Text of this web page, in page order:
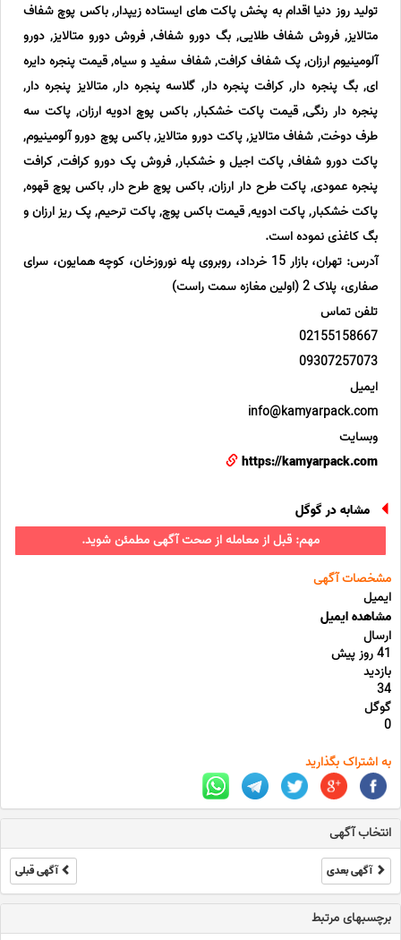
تولید روز دنیا اقدام به پخش پاکت های ایستاده زیپدار, باکس پوچ شفاف
متالایز, فروش شفاف طلایی, بگ دورو شفاف, فروش دورو متالایز, دورو
آلومینیوم ارزان, پک شفاف کرافت, شفاف سفید و سیاه, قیمت پنجره دایره
ای, بگ پنجره دار, کرافت پنجره دار, گلاسه پنجره دار, متالایز پنجره دار,
پنجره دار رنگی, قیمت پاکت خشکبار, باکس پوچ ادویه ارزان, پاکت سه
طرف دوخت, شفاف متالایز, پاکت دورو متالایز, باکس پوچ دورو آلومینیوم,
پاکت دورو شفاف, پاکت اجیل و خشکبار, فروش پک دورو کرافت, کرافت
پنجره عمودی, پاکت طرح دار ارزان, باکس پوچ طرح دار, باکس پوچ قهوه,
پاکت خشکبار, پاکت ادویه, قیمت باکس پوچ, پاکت ترحیم, پک ریز ارزان و
بگ کاغذی نموده است.
آدرس: تهران، بازار 15 خرداد، روبروی پله نوروزخان، کوچه همایون، سرای
صفاری، پلاک 2 (اولین مغازه سمت راست)
تلفن تماس
02155158667
09307257073
ایمیل
info@kamyarpack.com
وبسایت
https://kamyarpack.com
مشابه در گوگل
مهم: قبل از معامله از صحت آگهی مطمئن شوید.
مشخصات آگهی
ایمیل
مشاهده ایمیل
ارسال
41 روز پیش
بازدید
34
گوگل
0
به اشتراک بگذارید
انتخاب آگهی
آگهی بعدی آگهی قبلی
برچسبهای مرتبط